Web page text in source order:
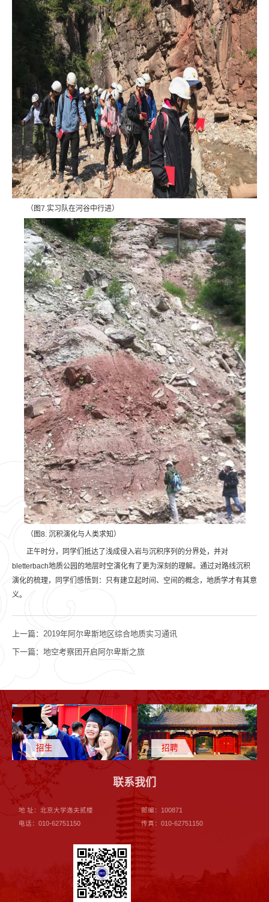
（图7.实习队在河谷中行进）
（图8. 沉积演化与人类求知）
正午时分，同学们抵达了浅成侵入岩与沉积序列的分界处，并对
bletterbach地质公园的地层时空演化有了更为深刻的理解。通过对路线沉积
演化的梳理，同学们感悟到：只有建立起时间、空间的概念，地质学才有其意
义。
上一篇： 2019年阿尔卑斯地区综合地质实习通讯
下一篇： 地空考察团开启阿尔卑斯之旅
招生 招聘
联系我们
地 址：北京大学逸夫贰楼
邮编：100871
电话：010-62751150
传真：010-62751150